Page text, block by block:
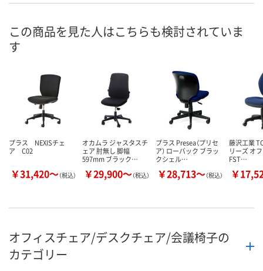
この商品を見た人はこちらも検討されていま
す
プラス NEXISチェ
ア C02
￥31,420～（税込）
オカムラ ジャスタスチ
ェア 肘無し 脚幅
597mm ブラック…
￥29,900～（税込）
プラス Presea（プリセ
ア） ローバック ブラッ
クシェル…
￥28,713～（税込）
藤沢工業
リーズ オ
FST…
￥
オフィスチェア/デスクチェア/会議椅子の
カテゴリー